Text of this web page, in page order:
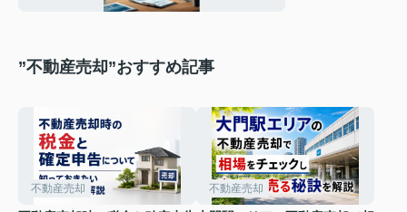
”不動産売却”おすすめ記事
不動産売却 不動産売却